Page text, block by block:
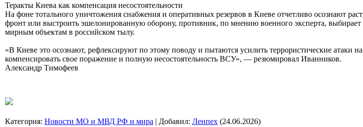
Теракты Киева как компенсация несостоятельности
На фоне тотального уничтожения снабжения и оперативных резервов в Киеве отчетливо осознают
фронт или выстроить эшелонированную оборону, противник, по мнению военного эксперта,
мирным объектам в российском тылу.
«В Киеве это осознают, рефлексируют по этому поводу и пытаются усилить террористические
компенсировать свое поражение и полную несостоятельность ВСУ», — резюмировал Иванников.
Александр Тимофеев
Категория: Новости МО и МВД РФ и мира | Добавил: Ленпех (24.06.2026)